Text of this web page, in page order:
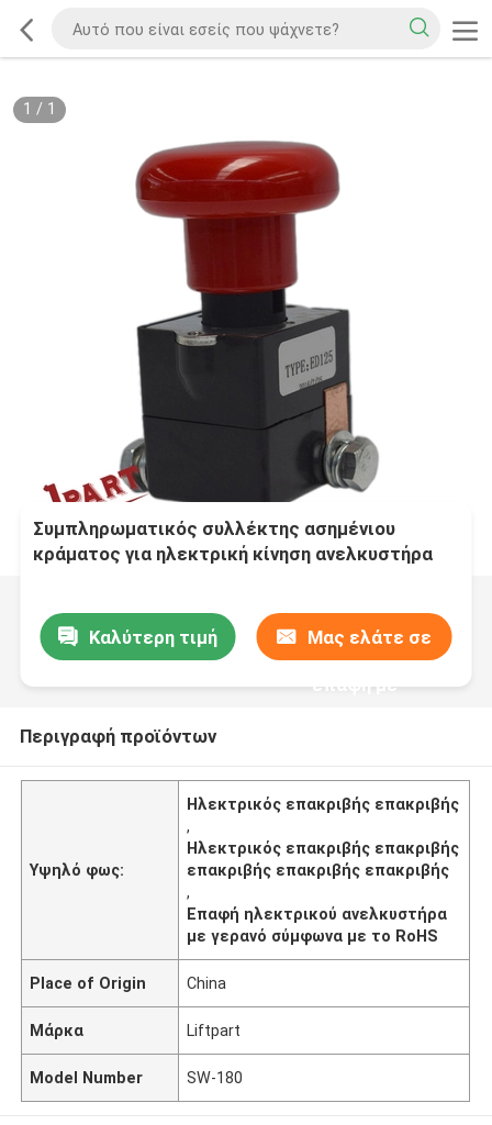
1 / 1
Συμπληρωματικός συλλέκτης ασημένιου
κράματος για ηλεκτρική κίνηση ανελκυστήρα
Καλύτερη τιμή Μας ελάτε σε
επαφή με
Περιγραφή προϊόντων
Υψηλό φως:
Ηλεκτρικός επακριβής επακριβής
,
Ηλεκτρικός επακριβής επακριβής
επακριβής επακριβής επακριβής
,
Επαφή ηλεκτρικού ανελκυστήρα
με γερανό σύμφωνα με το RoHS
Place of Origin China
Μάρκα Liftpart
Model Number SW-180